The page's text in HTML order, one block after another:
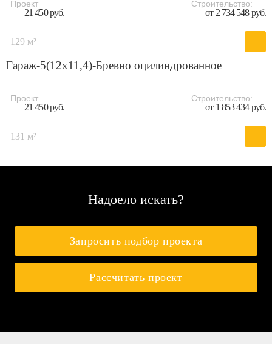
Проект
21 450 руб.
Строительство:
от 2 734 548 руб.
129 м²
Гараж-5(12x11,4)-Бревно оцилиндрованное
Проект
21 450 руб.
Строительство:
от 1 853 434 руб.
131 м²
Надоело искать?
Запросить подбор проекта
Рассчитать проект